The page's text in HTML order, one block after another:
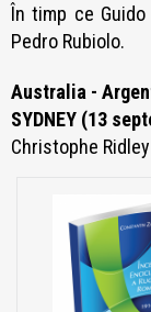
În timp ce
Pedro Rubiolo.
Australia -
SYDNEY (13
Christophe Ridley